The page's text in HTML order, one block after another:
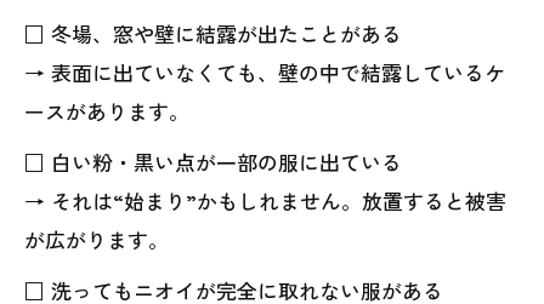
□ 冬場、窓や壁に結露が出たことがある
→ 表面に出ていなくても、壁の中で結露しているケ
ースがあります。
□ 白い粉・黒い点が一部の服に出ている
→ それは“始まり”かもしれません。放置すると被害
が広がります。
□ 洗ってもニオイが完全に取れない服がある